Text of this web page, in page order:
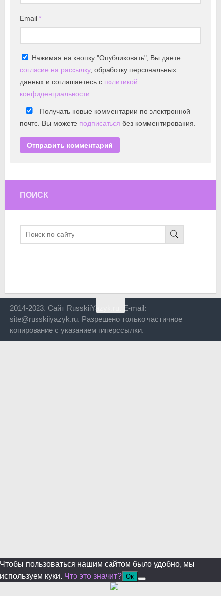
Email *
Нажимая на кнопку "Опубликовать", Вы даете
согласие на рассылку, обработку персональных
данных и соглашаетесь с политикой
конфиденциальности
Получать новые комментарии по электронной
почте. Вы можете подписаться без комментирования.
ПОИСК
2014-2023. Сайт RusskiiYazyk.ru. E-mail:
site@russkiiyazyk.ru. Разрешено только частичное
копирование с указанием гиперссылки.
Чтобы пользоваться нашим сайтом было удобно, мы
используем куки. Что это значит? Ок